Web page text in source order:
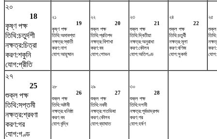
২০
18
কৃষ্ণ পক্ষ
তিথি:চতুর্দশী
নক্ষত্র:চিত্রা
করণ:শকুনি
যোগ:প্রীতি
২১
19
কৃষ্ণ পক্ষ
তিথি:অমাবশ্যা
নক্ষত্র:স্বাতী
করণ:নাগ
যোগ:আয়ুষ্মান
২২
20
শুক্ল পক্ষ
তিথি:প্রতিপদ
নক্ষত্র:বিশাখা
করণ:বব
যোগ:শোভন
২৩
21
শুক্ল পক্ষ
তিথি:দ্বিতীয়া
নক্ষত্র:অনুরাধা
করণ:কৌলব
যোগ:অতিগণ্ড
২৪
22
শুক্ল পক্ষ
তিথি:চতুর্থী
নক্ষত্র:মূলা
করণ:বণিজ
যোগ:সুকর্মা
২৫
শুক্ল
২৭
25
শুক্ল পক্ষ
তিথি:সপ্তমী
নক্ষত্র:শ্রবণা
করণ:গর
যোগ:গণ্ড
২৮
26
শুক্ল পক্ষ
তিথি:অষ্টমী
নক্ষত্র:ধনিষ্ঠা
করণ:বব
যোগ:বৃদ্ধি
২৯
27
শুক্ল পক্ষ
তিথি:নবমী
নক্ষত্র:শতভিষ‌া
করণ:কৌলব
যোগ:ব্যাঘাত
৩০
28
শুক্ল পক্ষ
তিথি:দশমী
নক্ষত্র:পূর্বভাদ্রপদ
করণ:গর
যোগ:হর্ষণ